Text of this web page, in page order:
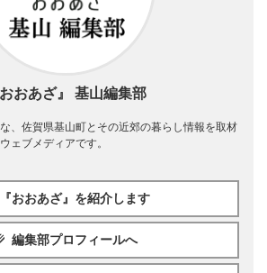
おおあざ』 基山編集部
、佐賀県基山町とその近郊の暮らし情報を取材
ェブメディアです。
『おおあざ』を紹介します
編集部プロフィールへ